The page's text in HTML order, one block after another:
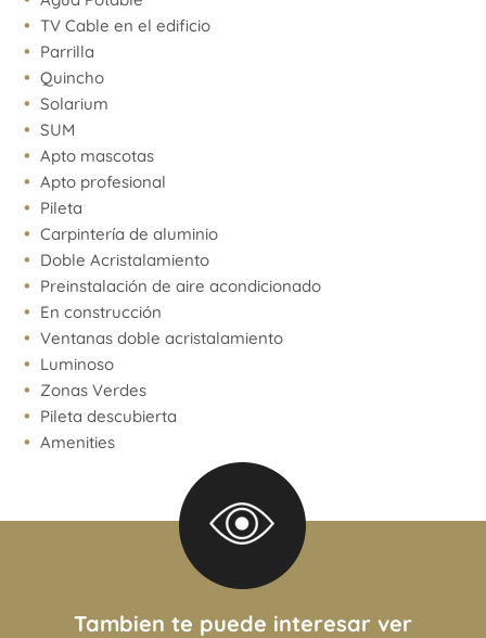
TV Cable en el edificio
Parrilla
Quincho
Solarium
SUM
Apto mascotas
Apto profesional
Pileta
Carpintería de aluminio
Doble Acristalamiento
Preinstalación de aire acondicionado
En construcción
Ventanas doble acristalamiento
Luminoso
Zonas Verdes
Pileta descubierta
Amenities
Tambien te puede interesar ver